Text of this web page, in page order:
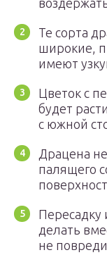
Те сорта
широкие,
имеют
Цветок с
будет
с южной
Драцена
палящего
Пересадку
делать
не